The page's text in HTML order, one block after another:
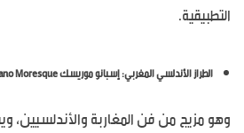
التطبيقية.
الطراز الأندلسي المغربي: إسبانو موريسك Hespano Moresque
وهو مزيج من فن المغاربة والأندلسيين،